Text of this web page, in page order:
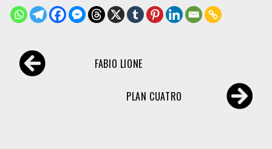
Navegación
de FABIO LIONE
PLAN CUATRO